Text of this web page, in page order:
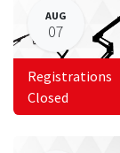
AUG
07
Registrations
Closed